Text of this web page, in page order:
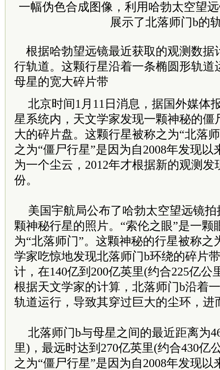
一幅伪色合成图像，利用哈勃太空望
展示了北落师门b的
根据哈勃望远镜最近获取的观测数据
行轨道。这颗行星沿着一条椭圆形轨道
母星的宽大碎片带
北京时间1月11日消息，据国外媒体
星系统内，天文学家发现一颗神秘的僵
大的碎片盘。这颗行星被称之为“北落
之为“僵尸行星”是因为自2008年发现
为一个尘云，2012年才根据新的观测
份。
美国宇航局公布了哈勃太空望远镜拍
颗神秘行星的照片。“索伦之眼”是一颗
为“北落师门”。这颗神秘的行星被称之
学家吃惊地发现北落师门b环绕的碎片
计，在140亿到200亿英里(约合225亿公
根据天文学家的计算，北落师门b沿着
轨道运行，导致其穿过巨大的尘环，进
北落师门b与母星之间的最近距离为
里)，最远时达到270亿英里(约合430亿
之为“僵尸行星”是因为自2008年发现